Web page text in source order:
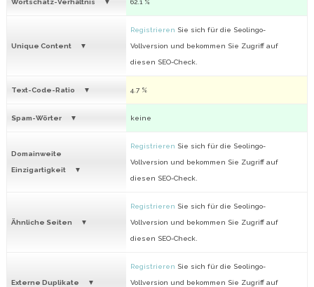
Wortschatz-Verhältnis 62.1 %
Unique Content
Registrieren Sie sich für die Seolingo-
Vollversion und bekommen Sie Zugriff auf
diesen SEO-Check.
Text-Code-Ratio 4.7 %
Spam-Wörter keine
Domainweite
Einzigartigkeit
Registrieren Sie sich für die Seolingo-
Vollversion und bekommen Sie Zugriff auf
diesen SEO-Check.
Ähnliche Seiten
Registrieren Sie sich für die Seolingo-
Vollversion und bekommen Sie Zugriff auf
diesen SEO-Check.
Externe Duplikate
Registrieren Sie sich für die Seolingo-
Vollversion und bekommen Sie Zugriff auf